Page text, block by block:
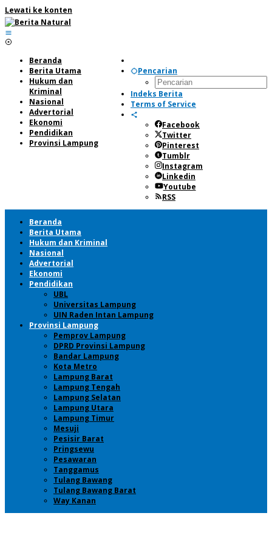
Lewati ke konten
Pencarian
Indeks Berita
Terms of Service
Facebook
Twitter
Pinterest
Tumblr
Instagram
Linkedin
Youtube
RSS
Beranda
Berita Utama
Hukum dan
Kriminal
Nasional
Advertorial
Ekonomi
Pendidikan
Provinsi Lampung
Beranda
Berita Utama
Hukum dan Kriminal
Nasional
Advertorial
Ekonomi
Pendidikan
UBL
Universitas Lampung
UIN Raden Intan Lampung
Provinsi Lampung
Pemprov Lampung
DPRD Provinsi Lampung
Bandar Lampung
Kota Metro
Lampung Barat
Lampung Tengah
Lampung Selatan
Lampung Utara
Lampung Timur
Mesuji
Pesisir Barat
Pringsewu
Pesawaran
Tanggamus
Tulang Bawang
Tulang Bawang Barat
Way Kanan